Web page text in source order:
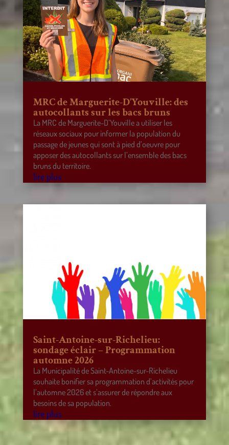
MRC de Marguerite-D’Youville: des
autocollants sur les bacs bruns
La MRC de Marguerite-D’Youville a utiliser les
réseaux sociaux pour informer la population du
passage de jeunes qui sont à pied d’oeuvre pour
apposer des autocollants sur l’ensemble des bacs
bruns du territoire.
lire plus
Saint-Antoine-sur-Richelieu:
sondage éclair – Programmation
automne 2026
La Municipalité de Saint-Antoine-sur-Richelieu
souhaite bonifier sa programmation d’activités pour
l’automne 2026 et s’assurer de répondre aux
besoins de sa population.
lire plus